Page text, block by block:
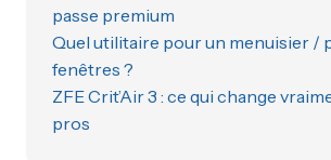
passe premium
Quel utilitaire pour un menuisier /
fenêtres ?
ZFE Crit’Air 3 : ce qui change
pros